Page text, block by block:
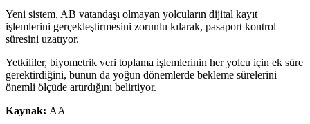
Yeni sistem, AB vatandaşı olmayan yolcuların dijital kayıt
işlemlerini gerçekleştirmesini zorunlu kılarak, pasaport kontrol
süresini uzatıyor.
Yetkililer, biyometrik veri toplama işlemlerinin her yolcu için ek süre
gerektirdiğini, bunun da yoğun dönemlerde bekleme sürelerini
önemli ölçüde artırdığını belirtiyor.
Kaynak: AA